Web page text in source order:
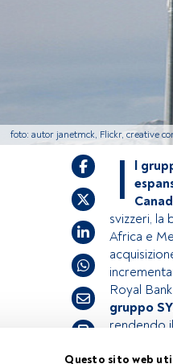
Questo sito web
foto: autor janetmck, Flickr, creative
Tempo di lettura:1 min.
I
l
svizzeri, la
Africa e
Royal
gruppo
rendendo